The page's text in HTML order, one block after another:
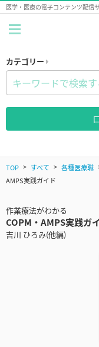
医学・医療の電子コンテンツ配信
カテゴリー
TOP すべて 各種医療職
AMPS実践ガイド
作業療法がわかる
COPM・AMPS実践ガ
吉川 ひろみ(他編)